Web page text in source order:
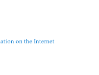
on the Internet